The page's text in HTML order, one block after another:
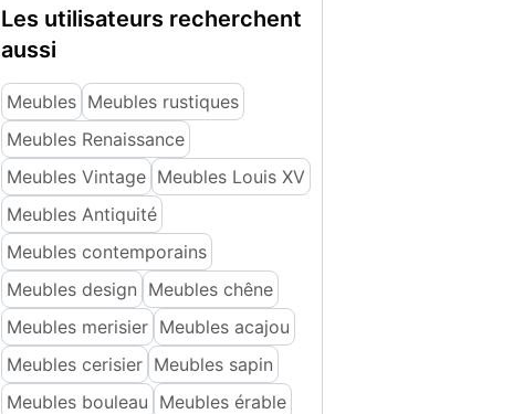
Les utilisateurs recherchent
aussi
Meubles Meubles rustiques
Meubles Renaissance
Meubles Vintage Meubles Louis XV
Meubles Antiquité
Meubles contemporains
Meubles design Meubles chêne
Meubles merisier Meubles acajou
Meubles cerisier Meubles sapin
Meubles bouleau Meubles érable